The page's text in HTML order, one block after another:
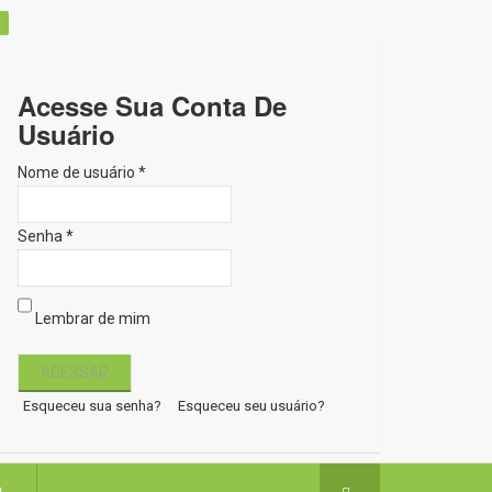
Acesse Sua Conta De
Usuário
Nome de usuário *
Senha *
Lembrar de mim
Esqueceu sua senha? Esqueceu seu usuário?